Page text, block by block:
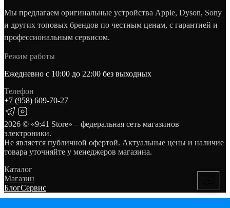
Мы предлагаем оригинальные устройства Apple, Dyson, Sony
и других топовых брендов по честным ценам, с гарантией и
профессиональным сервисом.
Режим работы
Ежедневно с 10:00 до 22:00 без выходных
Телефон
+7 (958) 609‑70‑27
2026 © «9:41 Store» – федеральная сеть магазинов
электроники.
Не является публичной офертой. Актуальные цены и наличие
товара уточняйте у менеджеров магазина.
Каталог
Магазин
БлогСервис